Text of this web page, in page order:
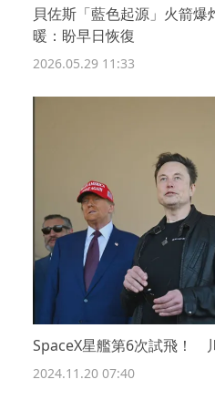
貝佐斯「藍色起源」火箭
暖：盼早日恢復
2026.05.29 11:33
SpaceX星艦第6次試飛！
2024.11.20 07:40